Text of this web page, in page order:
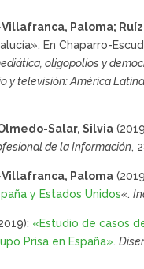
Paloma;
En Chaparro-
oligopolios y
y televisión: América
Salar, Silvia
de la Información,
Paloma
y Estados Unidos«.
«Estudio de casos
Prisa en España».